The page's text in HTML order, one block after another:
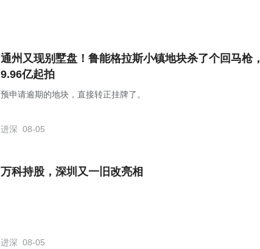
通州又现别墅盘！鲁能格拉斯小镇地块杀了个回马枪，
9.96亿起拍
预申请逾期的地块，直接转正挂牌了。
进深 08-05
万科持股，深圳又一旧改亮相
进深 08-05